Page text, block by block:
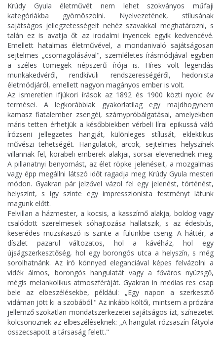
Krúdy Gyula életművét nem lehet szokványos műfaji
kategóriákba gyömöszölni. Nyelvezetének, stílusának
sajátságos jellegzetességeit nehéz szavakkal meghatározni, s
talán ez is avatja őt az irodalmi ínyencek egyik kedvencévé.
Emellett hatalmas életművével, a mondanivaló sajátságosan
sejtelmes „csomagolásával", szemléletes írásmódjával egyben
a széles tömegek népszerű írója is. Híres volt legendás
munkakedvéről, rendkívüli rendszerességéről, hedonista
életmódjáról, emellett nagyon magányos ember is volt.
Az ismeretlen ifjúkori írások az 1892 és 1900 közti nyolc év
termései. A legkorábbiak gyakorlatilag egy majdhogynem
kamasz fiatalember zsengéi, szárnypróbálgatásai, amelyekben
máris tetten érhetjük a későbbiekben vérbeli lírai epikussá váló
írózseni jellegzetes hangját, különleges stílusát, eklektikus
művészi tehetségét. Hangulatok, arcok, sejtelmes helyszínek
villannak fel, korabeli emberek alakjai, sorsai elevenednek meg.
A pillanatnyi benyomást, az élet röpke jelenéseit, a mozgalmas
vagy épp megállni látszó időt ragadja meg Krúdy Gyula mesteri
módon. Gyakran pár jelzővel vázol fel egy jelenést, történést,
helyszínt, s így szinte egy impresszionista festményt látunk
magunk előtt.
Felvillan a házmester, a kocsis, a kasszírnő alakja, boldog vagy
csalódott szerelmesek sóhajtozása hallatszik, s az édesbús,
keserédes muzsikaszó is szinte a fülünkbe cseng. A háttér, a
díszlet pazarul változatos, hol a kávéház, hol egy
újságszerkesztőség, hol egy borongós utca a helyszín, s még
sorolhatnánk. Az író könnyed eleganciával képes felvázolni a
vidék álmos, borongós hangulatát vagy a főváros nyüzsgő,
mégis melankolikus atmoszféráját. Gyakran in medias res csap
bele az elbeszélésekbe, például: „Egy napon a szerkesztő
vidáman jött ki a szobából." Az inkább költői, mintsem a prózára
jellemző szokatlan mondatszerkezetei sajátságos ízt, színezetet
kölcsönöznek az elbeszéléseknek: „A hangulat rózsaszín fátyola
összecsapott a társaság felett."